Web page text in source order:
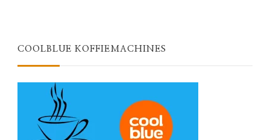
COOLBLUE KOFFIEMACHINES